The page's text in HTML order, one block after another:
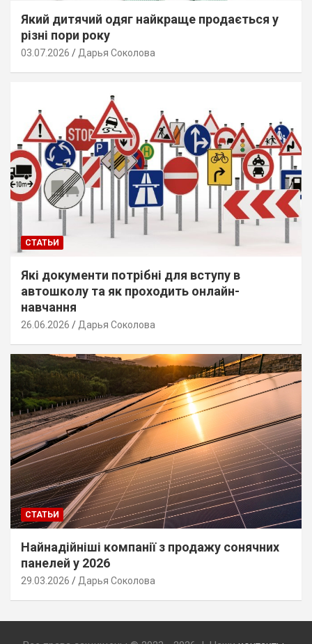
Який дитячий одяг найкраще продається у
різні пори року
03.07.2026 Дарья Соколова
СТАТЬИ
Які документи потрібні для вступу в
автошколу та як проходить онлайн-
навчання
26.06.2026 Дарья Соколова
СТАТЬИ
Найнадійніші компанії з продажу сонячних
панелей у 2026
29.03.2026 Дарья Соколова